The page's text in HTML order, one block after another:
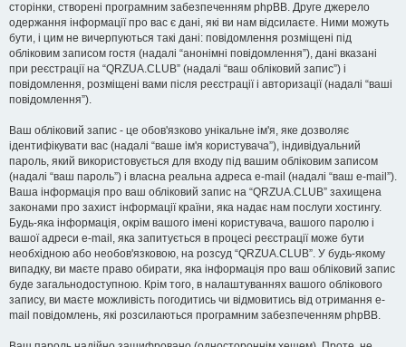
сторінки, створені програмним забезпеченням phpBB. Друге джерело
одержання інформації про вас є дані, які ви нам відсилаєте. Ними можуть
бути, і цим не вичерпуються такі дані: повідомлення розміщені під
обліковим записом гостя (надалі “анонімні повідомлення”), дані вказані
при реєстрації на “QRZUA.CLUB” (надалі “ваш обліковий запис”) і
повідомлення, розміщені вами після реєстрації і авторизації (надалі “ваші
повідомлення”).
Ваш обліковий запис - це обов'язково унікальне ім'я, яке дозволяє
ідентифікувати вас (надалі “ваше ім'я користувача”), індивідуальний
пароль, який використовується для входу під вашим обліковим записом
(надалі “ваш пароль”) і власна реальна адреса e-mail (надалі “ваш e-mail”).
Ваша інформація про ваш обліковий запис на “QRZUA.CLUB” захищена
законами про захист інформації країни, яка надає нам послуги хостингу.
Будь-яка інформація, окрім вашого імені користувача, вашого паролю і
вашої адреси e-mail, яка запитується в процесі реєстрації може бути
необхідною або необов'язковою, на розсуд “QRZUA.CLUB”. У будь-якому
випадку, ви маєте право обирати, яка інформація про ваш обліковий запис
буде загальнодоступною. Крім того, в налаштуваннях вашого облікового
запису, ви маєте можливість погодитись чи відмовитись від отримання e-
mail повідомлень, які розсилаються програмним забезпеченням phpBB.